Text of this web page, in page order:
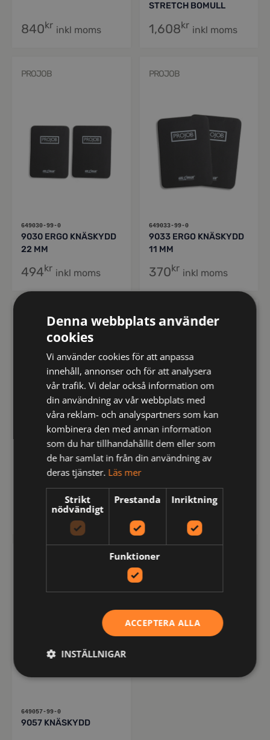
840kr inkl moms
STRETCH BOMULL
1,608kr inkl moms
PROJOB
649030-99-0
9030 ERGO KNÄSKYDD
22 MM
494kr inkl moms
PROJOB
649033-99-0
9033 ERGO KNÄSKYDD
11 MM
370kr inkl moms
PROJOB
649050-56-0
9050 ERGONOMISKT
inkl moms
PROJOB
649057-99-0
9057 KNÄSKYDD
Denna webbplats använder
cookies
Vi använder cookies för att anpassa
innehåll, annonser och för att analysera
vår trafik. Vi delar också information om
din användning av vår webbplats med
våra reklam- och analyspartners som kan
kombinera den med annan information
som du har tillhandahållit dem eller som
de har samlat in från din användning av
deras tjänster. Läs mer
Strikt
nödvändigt
Prestanda Inriktning
Funktioner
ACCEPTERA ALLA
INSTÄLLNIGAR